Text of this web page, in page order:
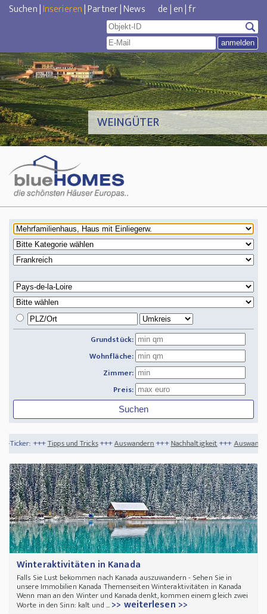
Suchen|Inserieren|Partner|News de|en|fr
WEINGÜTER
Grundstück:
Wohnfläche:
Zimmer:
Preis:
Tricks+++Auswandern+++Nachhaltigkeit+++Auswander-Pläne und wenig
Winteraktivitäten in Kanada
Falls Sie Lust bekommen nach Kanada auszuwandern - Sehen Sie in
unsere Immobilien Kanada Themenseiten Winteraktivitäten in Kanada
Wenn man an den Winter und Kanada denkt, kommen einem gleich zwei
Worte in den Sinn: kalt und ...>> weiterlesen >>